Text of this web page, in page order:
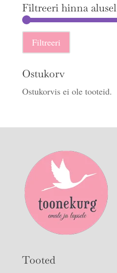
Filtreeri hinna alusel
Filtreeri
Ostukorv
Ostukorvis ei ole tooteid.
Tooted